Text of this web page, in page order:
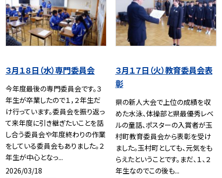
３月１８日（水）専門委員会
今年度最後の専門委員会です。３
年生が卒業したので１，２年生だ
け行っています。委員会を振り返っ
て来年度に引き継ぎたいことを話
し合う委員会や年度終わりの作業
をしている委員会もありました。２
年生が中心となっ...
2026/03/18
３月１７日（火）教育委員会表
彰
県の新人大会で上位の成績を収
めた水泳、体操部と県最優秀レベ
ルの童話、ポスターの入賞者が玉
村町教育委員会から表彰を受け
ました。玉村町としても、元気をも
らえたということです。まだ、１、２
年生なのでこの後も...